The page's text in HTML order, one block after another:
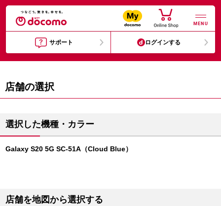
MENU
サポート ログインする
店舗の選択
選択した機種・カラー
Galaxy S20 5G SC-51A（Cloud Blue）
店舗を地図から選択する